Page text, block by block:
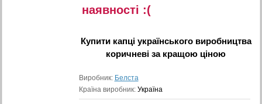
наявностi :(
Купити капці українського виробництва
коричневі за кращою ціною
Виробник: Белста
Країна виробник: Україна